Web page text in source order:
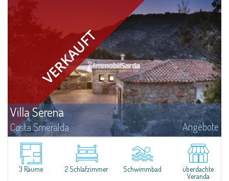
Villa Serena
Costa Smeralda Angebote
​In Alto Pevero, in the middle of Costa Smeralda, a stone's throw from
Pevero Golf and the fascinating beaches of this stretch of coast, Villa
Serena is a magnificent single-family villa for sale recently renovated and...
3 Räume
2 Schlafzimmer Schwimmbad
überdachte
Veranda